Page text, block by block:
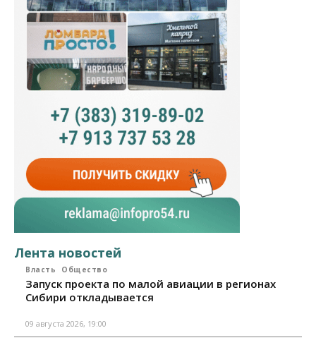
Лента новостей
Власть Общество
Запуск проекта по малой авиации в регионах
Сибири откладывается
09 августа 2026, 19:00